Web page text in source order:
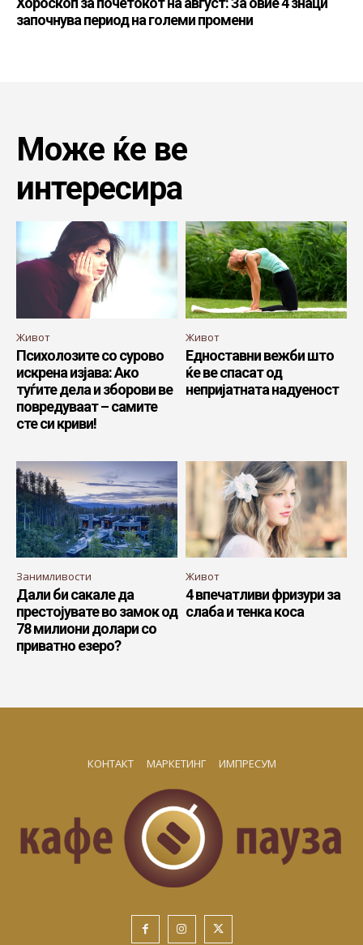
започнува период на големи промени
Може ќе ве
интересира
Живот
Психолозите со сурово
искрена изјава: Ако
туѓите дела и зборови ве
повредуваат – самите
сте си криви!
Живот
Едноставни вежби што
ќе ве спасат од
непријатната надуеност
Занимливости
Дали би сакале да
престојувате во замок од
78 милиони долари со
приватно езеро?
Живот
4 впечатливи фризури за
слаба и тенка коса
КОНТАКТ МАРКЕТИНГ ИМПРЕСУМ